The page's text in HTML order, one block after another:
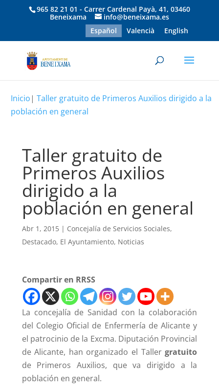
965 82 21 01 - Carrer Cardenal Payà, 41, 03460
Beneixama
info@beneixama.es
Español
Valencià English
Inicio|Taller gratuito de Primeros Auxilios dirigido a la
población en general
Taller gratuito de
Primeros Auxilios
dirigido a la
población en general
Abr 1, 2015| Concejalía de Servicios Sociales,
Destacado, El Ayuntamiento, Noticias
Compartir en RRSS
La concejalía de Sanidad con la colaboración
del Colegio Oficial de Enfermería de Alicante y
el patrocinio de la Excma. Diputación Provincial
de Alicante, han organizado el Tallergratuito
de Primeros Auxilios, que va dirigido a la
población en general.